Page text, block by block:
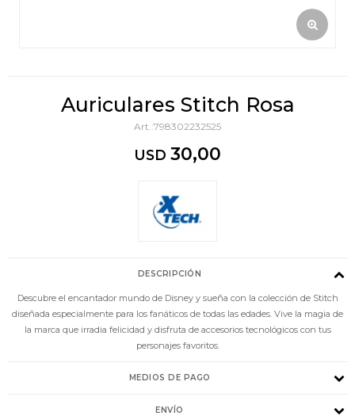
Auriculares Stitch Rosa
798302232525
USD 30,00
DESCRIPCIÓN
Descubre el encantador mundo de Disney y sueña con la colección de Stitch
diseñada especialmente para los fanáticos de todas las edades. Vive la magia de
la marca que irradia felicidad y disfruta de accesorios tecnológicos con tus
personajes favoritos.
MEDIOS DE PAGO
ENVÍO